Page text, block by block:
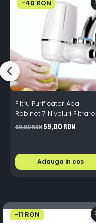
-40 RON
Filtru Purificator Apa
Robinet 7 Niveluri Filtrare
Ceramice 2L/min
99,00 RON59,00 RON
Adauga in cos
-11 RON